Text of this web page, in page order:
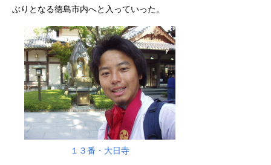
ぶりとなる徳島市内へと入っていった。
１３番・大日寺